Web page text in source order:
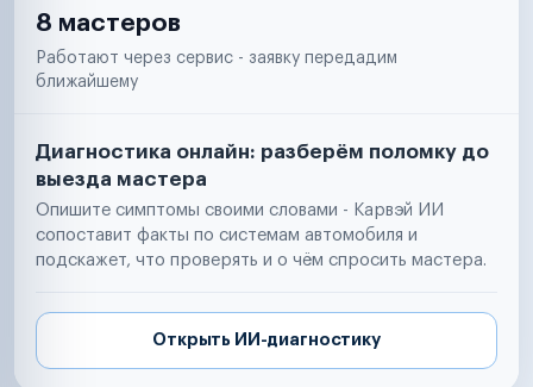
8 мастеров
Работают через сервис - заявку передадим
ближайшему
Диагностика онлайн: разберём поломку до
выезда мастера
Опишите симптомы своими словами - Карвэй ИИ
сопоставит факты по системам автомобиля и
подскажет, что проверять и о чём спросить мастера.
Открыть ИИ-диагностику